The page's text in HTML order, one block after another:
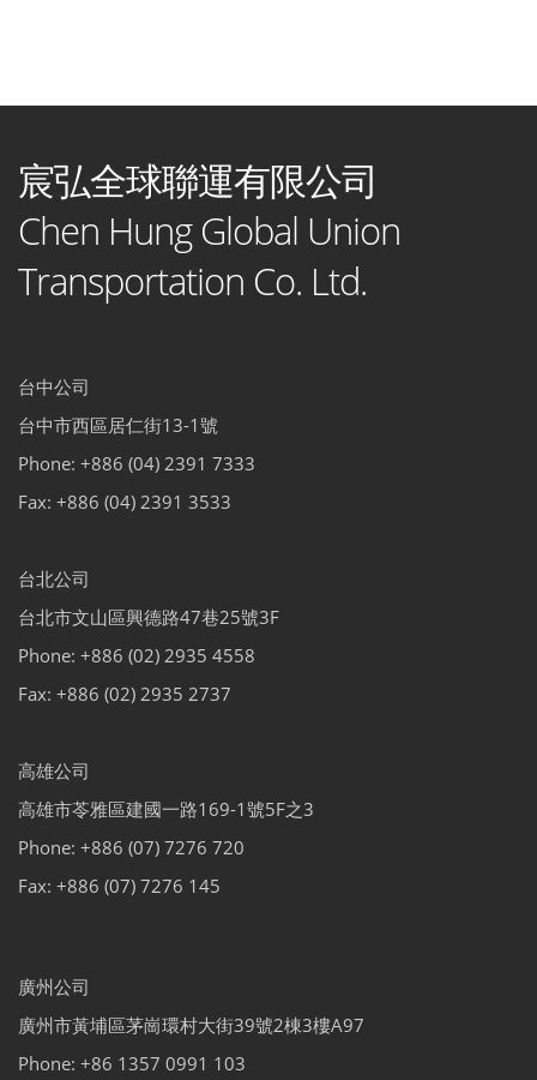
宸弘全球聯運有限公司
Chen Hung Global Union
Transportation Co. Ltd.
台中公司
台中市西區居仁街13-1號
Phone: +886 (04) 2391 7333
Fax: +886 (04) 2391 3533
台北公司
台北市文山區興德路47巷25號3F
Phone: +886 (02) 2935 4558
Fax: +886 (02) 2935 2737
高雄公司
高雄市苓雅區建國一路169-1號5F之3
Phone: +886 (07) 7276 720
Fax: +886 (07) 7276 145
廣州公司
廣州市黃埔區茅崗環村大街39號2棟3樓A97
Phone: +86 1357 0991 103